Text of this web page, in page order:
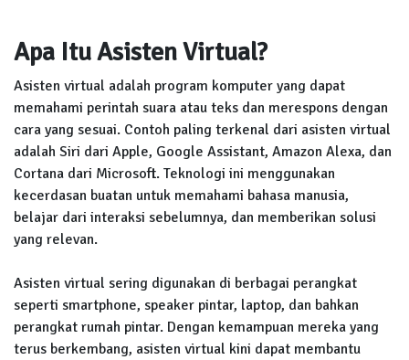
Apa Itu Asisten Virtual?
Asisten virtual adalah program komputer yang dapat
memahami perintah suara atau teks dan merespons dengan
cara yang sesuai. Contoh paling terkenal dari asisten virtual
adalah Siri dari Apple, Google Assistant, Amazon Alexa, dan
Cortana dari Microsoft. Teknologi ini menggunakan
kecerdasan buatan untuk memahami bahasa manusia,
belajar dari interaksi sebelumnya, dan memberikan solusi
yang relevan.
Asisten virtual sering digunakan di berbagai perangkat
seperti smartphone, speaker pintar, laptop, dan bahkan
perangkat rumah pintar. Dengan kemampuan mereka yang
terus berkembang, asisten virtual kini dapat membantu